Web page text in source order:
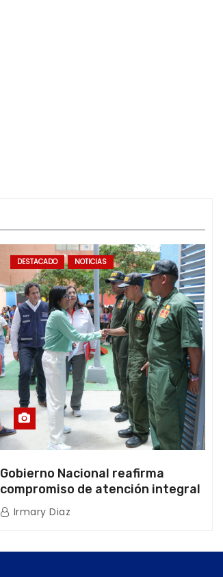
DESTACADO NOTICIAS
Gobierno Nacional reafirma
compromiso de atención integral
a la población venezolana tras
doblete sísmico
Irmary Diaz